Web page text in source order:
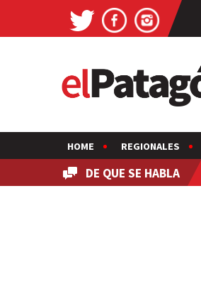
HOME REGIONALES
DE QUE SE HABLA